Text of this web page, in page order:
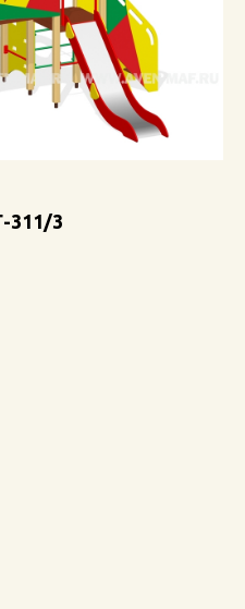
311/3